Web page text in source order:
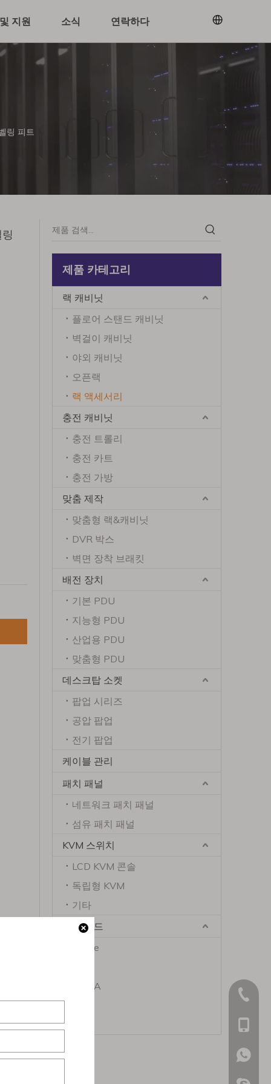
지원 소식 연락하다
링 피트
제품 카테고리
랙 캐비닛
플로어 스탠드 캐비닛
벽걸이 캐비닛
야외 캐비닛
오픈랙
랙 액세서리
충전 캐비닛
충전 트롤리
충전 카트
충전 가방
맞춤 제작
맞춤형 랙&캐비닛
DVR 박스
벽면 장착 브래킷
배전 장치
기본 PDU
지능형 PDU
산업용 PDU
맞춤형 PDU
데스크탑 소켓
팝업 시리즈
공압 팝업
전기 팝업
케이블 관리
패치 패널
네트워크 패치 패널
섬유 패치 패널
KVM 스위치
LCD KVM 콘솔
독립형 KVM
기타
패치 코드
Cat5e
Cat6A
0574-
+86-